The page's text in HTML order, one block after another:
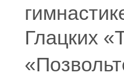
Глацких